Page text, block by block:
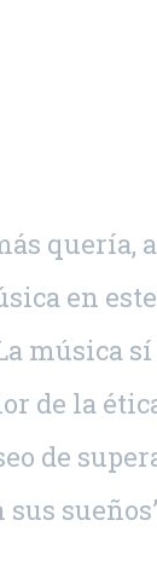
quería,
en
música
de la
de